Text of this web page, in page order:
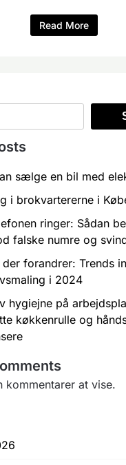
Read More
sælge en bil med
i brokvartererne i
ringer: Sådan
falske numre og
der forandrer: Trends
i 2024
hygiejne på
køkkenrulle og
kommentarer at vise.